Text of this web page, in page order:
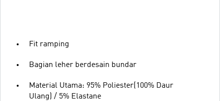
Fit ramping
Bagian leher berdesain bundar
Material Utama: 95% Poliester(100% Daur
Ulang) / 5% Elastane